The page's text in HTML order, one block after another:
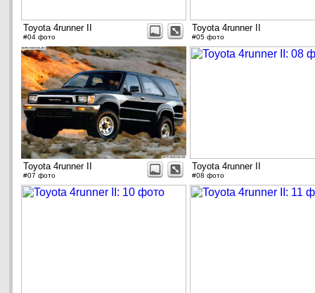
Toyota 4runner II
#04 фото
Toyota 4runner II
#05 фото
Toyota 4runner II
#07 фото
Toyota 4runner II
#08 фото